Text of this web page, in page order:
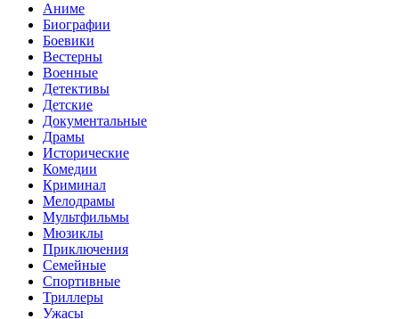
Аниме
Биографии
Боевики
Вестерны
Военные
Детективы
Детские
Документальные
Драмы
Исторические
Комедии
Криминал
Мелодрамы
Мультфильмы
Мюзиклы
Приключения
Семейные
Спортивные
Триллеры
Ужасы